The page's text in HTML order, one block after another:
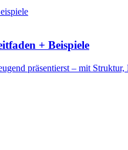
+ Beispiele
präsentierst – mit